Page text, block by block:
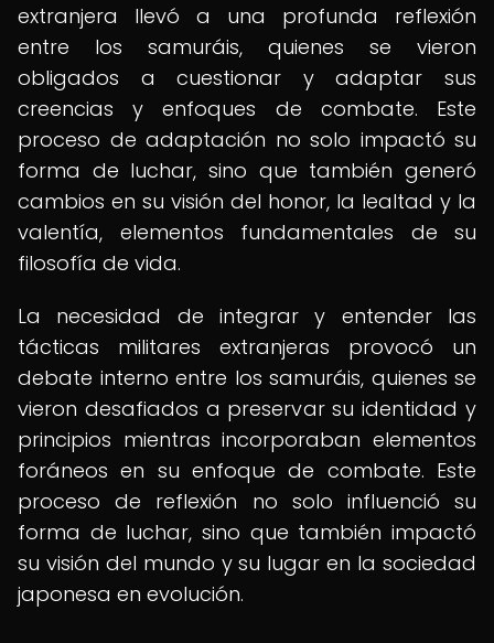
extranjera llevó a una profunda reflexión
entre los samuráis, quienes se vieron
obligados a cuestionar y adaptar sus
creencias y enfoques de combate. Este
proceso de adaptación no solo impactó su
forma de luchar, sino que también generó
cambios en su visión del honor, la lealtad y la
valentía, elementos fundamentales de su
filosofía de vida.
La necesidad de integrar y entender las
tácticas militares extranjeras provocó un
debate interno entre los samuráis, quienes se
vieron desafiados a preservar su identidad y
principios mientras incorporaban elementos
foráneos en su enfoque de combate. Este
proceso de reflexión no solo influenció su
forma de luchar, sino que también impactó
su visión del mundo y su lugar en la sociedad
japonesa en evolución.